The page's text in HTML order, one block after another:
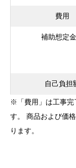
費用
補助想定
自己負担
※「費用」は工事完
す。 商品および価
ります。